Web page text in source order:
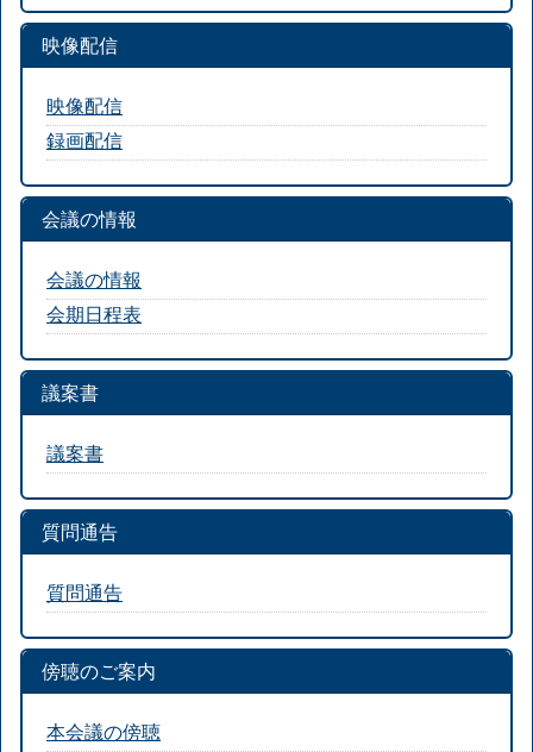
映像配信
映像配信
録画配信
会議の情報
会議の情報
会期日程表
議案書
議案書
質問通告
質問通告
傍聴のご案内
本会議の傍聴